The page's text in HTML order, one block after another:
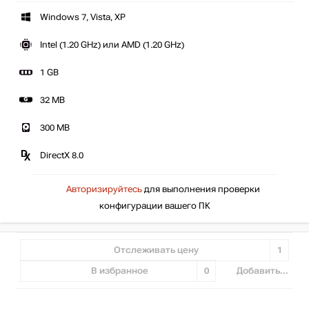
Windows 7, Vista, XP
Intel (1.20 GHz) или AMD (1.20 GHz)
1 GB
32 MB
300 MB
DirectX 8.0
Авторизируйтесь для выполнения проверки
конфигурации вашего ПК
Отслеживать цену 1
В избранное 0 Добавить...